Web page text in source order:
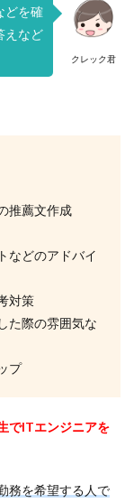
クレック君
どを確
えなど
推薦文作成
などのアドバイ
対策
た際の雰囲気な
プ
でITエンジニアを
務を希望する人で